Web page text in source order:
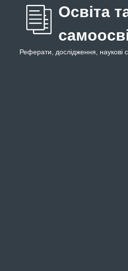
Освіта
Реферати, дослідження, наукові